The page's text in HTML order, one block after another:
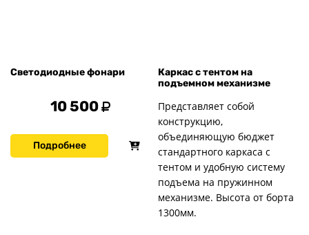
Светодиодные фонари
10 500
Подробнее
Каркас с тентом на
подъемном механизме
Представляет собой
конструкцию,
объединяющую бюджет
стандартного каркаса с
тентом и удобную систему
подъема на пружинном
механизме. Высота от борта
1300мм.